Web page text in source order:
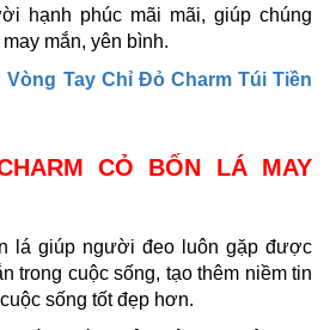
hạnh phúc mãi mãi, giúp chúng
mắn, yên bình.
Vòng Tay Chỉ Đỏ Charm Túi Tiền
CỎ BỐN LÁ MAY
lá giúp người đeo luôn gặp được
trong cuộc sống, tạo thêm niềm tin
sống tốt đẹp hơn.